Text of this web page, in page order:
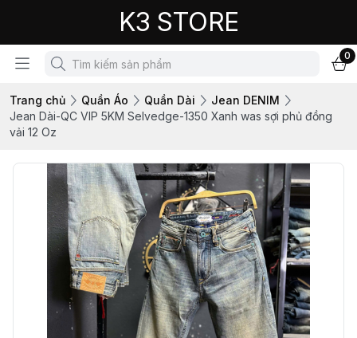
K3 STORE
0
Trang chủ Quần Áo Quần Dài
Jean DENIM
Jean Dài-QC VIP 5KM Selvedge-1350 Xanh was sợi phủ đồng
vải 12 Oz